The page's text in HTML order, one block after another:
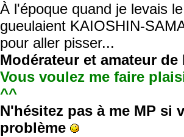
À l'époque quand je levais
gueulaient KAIOSHIN-
pour aller pisser...
Modérateur et amateur de
Vous voulez me faire
^^
N'hésitez pas à me MP si
problème